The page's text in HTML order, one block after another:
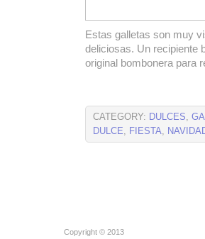
Estas galletas son muy
deliciosas. Un recipiente
original bombonera para
CATEGORY: DULCES,
DULCE, FIESTA,
Copyright © 2013